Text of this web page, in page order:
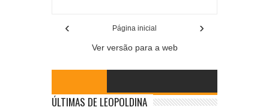
‹ ›
Página inicial
Ver versão para a web
ÚLTIMAS DE LEOPOLDINA